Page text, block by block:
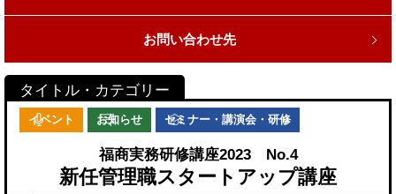
お問い合わせ先
イベント お知らせ セミナー・講演会・研修
福商実務研修講座2023 No.4
新任管理職スタートアップ講座